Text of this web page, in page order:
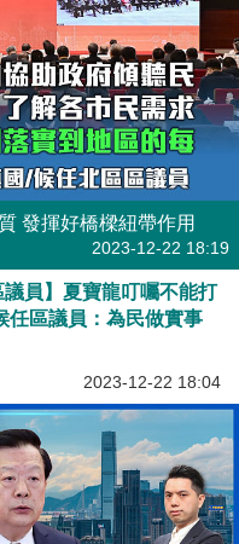
發揮好橋樑紐帶作用
2023-12-22 18:19
議員】夏寶龍叮囑不能打
任區議員：為民做實事
2023-12-22 18:04